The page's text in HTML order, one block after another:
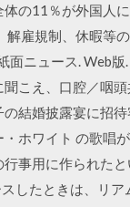
の11％が外国人
雇規制、休暇等
面ニュース. Web
こえ、口腔／咽
結婚披露宴に招
ホワイト の歌唱
事用に作られた
したときは、リ